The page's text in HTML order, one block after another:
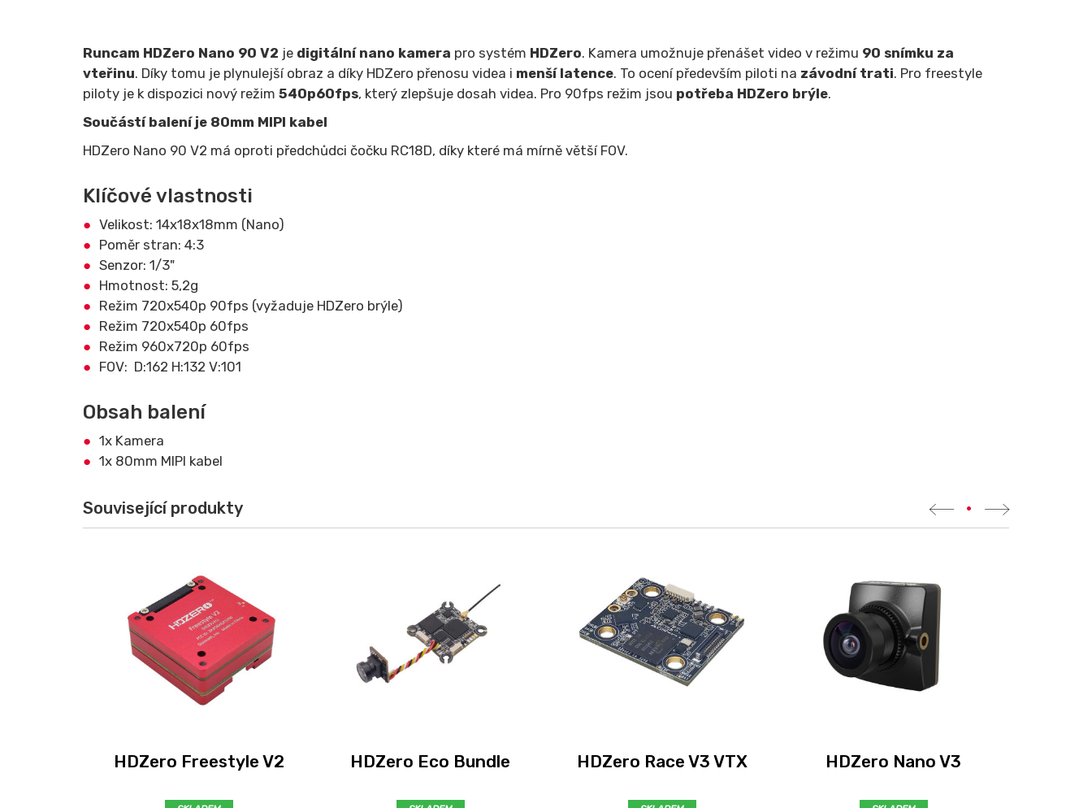
Runcam HDZero Nano 90 V2 je digitální nano kamera pro systém HDZero. Kamera umožnuje přenášet video v režimu 90 snímku za
vteřinu. Díky tomu je plynulejší obraz a díky HDZero přenosu videa i menší latence. To ocení především piloti na závodní trati. Pro freestyle
piloty je k dispozici nový režim 540p60fps, který zlepšuje dosah videa. Pro 90fps režim jsou potřeba HDZero brýle.
Součástí balení je 80mm MIPI kabel
HDZero Nano 90 V2 má oproti předchůdci čočku RC18D, díky které má mírně větší FOV.
Klíčové vlastnosti
Velikost: 14x18x18mm (Nano)
Poměr stran: 4:3
Senzor: 1/3"
Hmotnost: 5,2g
Režim 720x540p 90fps (vyžaduje HDZero brýle)
Režim 720x540p 60fps
Režim 960x720p 60fps
FOV: D:162 H:132 V:101
Obsah balení
1x Kamera
1x 80mm MIPI kabel
Související produkty •
HDZero Freestyle V2 HDZero Eco Bundle HDZero Race V3 VTX HDZero Nano V3